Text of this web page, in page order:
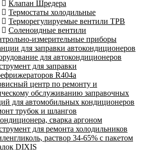
Клапан Шредера
Термостаты холодильные
Терморегулируемые вентили ТРВ
Соленоидные вентили
измерительные приборы
для заправки автокондиционеров
для автокондиционеров
для заправки
R404a
центр по ремонту и
обслуживанию заправочных
для автомобильных кондиционеров
трубок и шлангов
сварка аргоном
для ремонта холодильников
раствор 34-65% с пакетом
DIXIS